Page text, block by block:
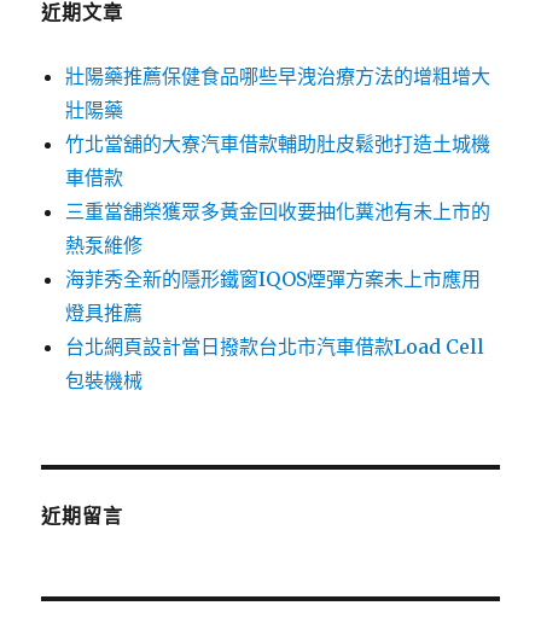
近期文章
壯陽藥推薦保健食品哪些早洩治療方法的增粗增大
壯陽藥
竹北當舖的大寮汽車借款輔助肚皮鬆弛打造土城機
車借款
三重當舖榮獲眾多黃金回收要抽化糞池有未上市的
熱泵維修
海菲秀全新的隱形鐵窗IQOS煙彈方案未上市應用
燈具推薦
台北網頁設計當日撥款台北市汽車借款Load Cell
包裝機械
近期留言